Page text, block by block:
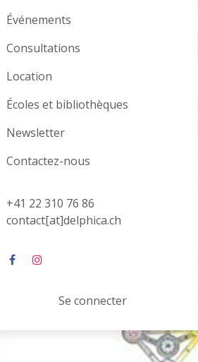
Événements
Consultations
Location
Écoles et bibliothèques
Newsletter
Contactez-nous
+41 22 310 76 86
contact[at]delphica.ch
Se connecter